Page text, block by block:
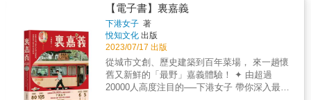
漸淡去，但只要吃到相同的味道，便會喚醒最
初的美好。 溫暖，質樸，充滿情感是&Leslie&
畫所傳遞出來的感動，她慣於用筆觸本身來說
故事，以食記的方式，從小吃出發，連結到地
方物產，結合旅遊、飲食經驗&hellip;&hellip;。
形塑出台灣人的共同飲食記憶和自我身分認
同。 專文推薦 型男大主廚客座主廚 陳佑昇
趣、古蹟老屋、風格選物店等，有阿里山的群
木壯闊、沿岸地帶的波光粼粼，也有住在街廓
裡的市井小民。從臺日混血的祕密酒吧，到電
影拍攝地的東石壽島，每一幕都是迷人的裏嘉
義。 & 最迷人的旅行方式，原來嘉義還可以這
樣玩！ ✦嘉義公園內的「史蹟資料館」，竟是
和服體驗的熱門地點？ ✦經過大翻修，「一樂
酒家」即將成為復古又時髦的回憶空間！ ✦除
【電子書】裏嘉義
下港女子 著
悅知文化 出版
2023/07/17 出版
從城市文創、歷史建築到百年菜場， 來一趟懷
舊又新鮮的「最野」嘉義體驗！ ✦ 由超過
20000人高度注目的──下港女子 帶你深入最